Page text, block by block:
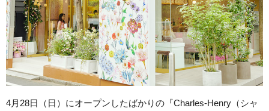
4月28日（日）にオープンしたばかりの『Charles-Henry（シャ